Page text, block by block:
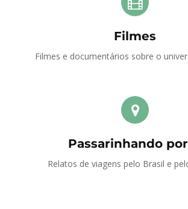
Filmes
Filmes e documentários sobre o
Passarinhando
Relatos de viagens pelo Brasil e